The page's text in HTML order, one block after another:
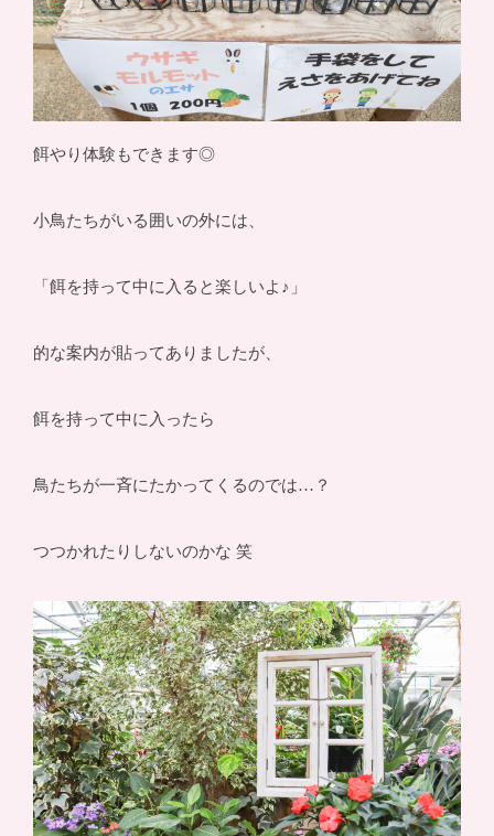
餌やり体験もできます◎
小鳥たちがいる囲いの外には、
「餌を持って中に入ると楽しいよ♪」
的な案内が貼ってありましたが、
餌を持って中に入ったら
鳥たちが一斉にたかってくるのでは…？
つつかれたりしないのかな 笑